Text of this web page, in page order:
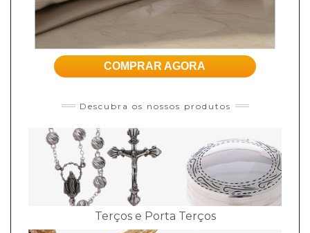
COMPRAR AGORA
Descubra os nossos produtos
Terços e Porta Terços